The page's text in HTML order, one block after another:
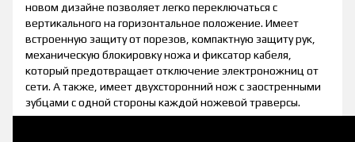
новом дизайне позволяет легко переключаться с
вертикального на горизонтальное положение. Имеет
встроенную защиту от порезов, компактную защиту рук,
механическую блокировку ножа и фиксатор кабеля,
который предотвращает отключение электроножниц от
сети. А также, имеет двухсторонний нож с заостренными
зубцами с одной стороны каждой ножевой траверсы.